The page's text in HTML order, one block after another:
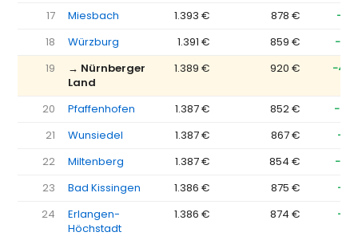
17 Miesbach 1.393 € 878 €
18
Würzburg 1.391 € 859 €
19
→ Nürnberger
Land
1.389 € 920 €
20 Pfaffenhofen 1.387 € 852 €
21
Wunsiedel 1.387 € 867 €
22
Miltenberg 1.387 € 854 €
23
Bad Kissingen 1.386 € 875 €
24
Erlangen-
Höchstadt
1.386 € 874 €